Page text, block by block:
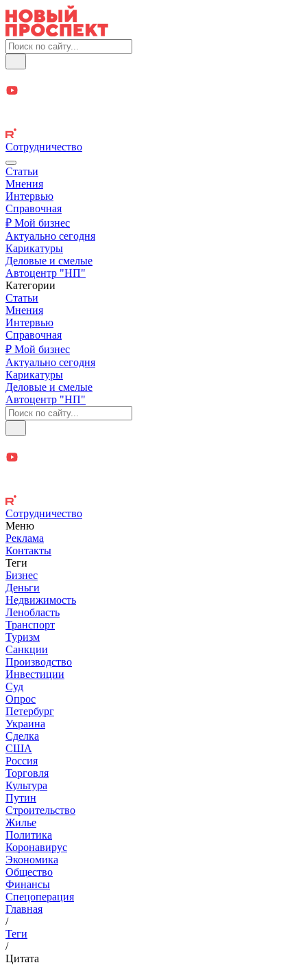
Сотрудничество
Статьи
Мнения
Интервью
Справочная
₽ Мой бизнес
Актуально сегодня
Карикатуры
Деловые и смелые
Автоцентр "НП"
Категории
Статьи
Мнения
Интервью
Справочная
₽ Мой бизнес
Актуально сегодня
Карикатуры
Деловые и смелые
Автоцентр "НП"
Сотрудничество
Меню
Реклама
Контакты
Теги
Бизнес
Деньги
Недвижимость
Ленобласть
Транспорт
Туризм
Санкции
Производство
Инвестиции
Суд
Опрос
Петербург
Украина
Сделка
США
Россия
Торговля
Культура
Путин
Строительство
Жилье
Политика
Коронавирус
Экономика
Общество
Финансы
Спецоперация
Главная
/
Теги
/
Цитата